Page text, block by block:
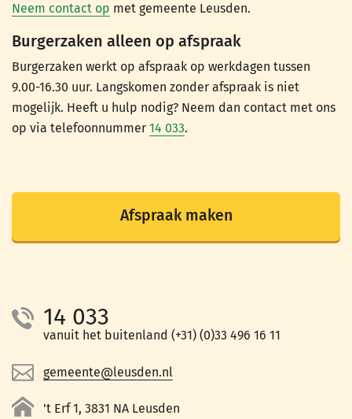
Neem contact op met gemeente Leusden.
Burgerzaken alleen op afspraak
Burgerzaken werkt op afspraak op werkdagen tussen
9.00-16.30 uur. Langskomen zonder afspraak is niet
mogelijk. Heeft u hulp nodig? Neem dan contact met ons
op via telefoonnummer 14 033.
Afspraak maken
14 033
vanuit het buitenland (+31) (0)33 496 16 11
gemeente@leusden.nl
't Erf 1, 3831 NA Leusden